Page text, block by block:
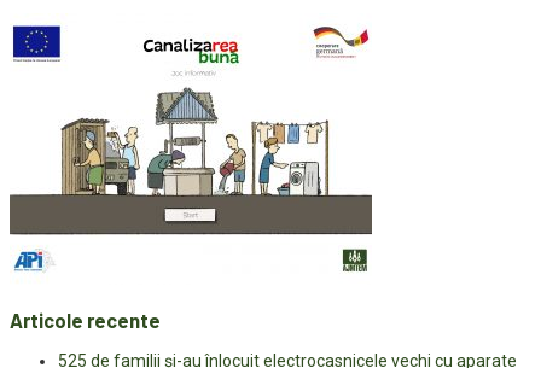
Articole recente
525 de familii și-au înlocuit electrocasnicele vechi cu aparate